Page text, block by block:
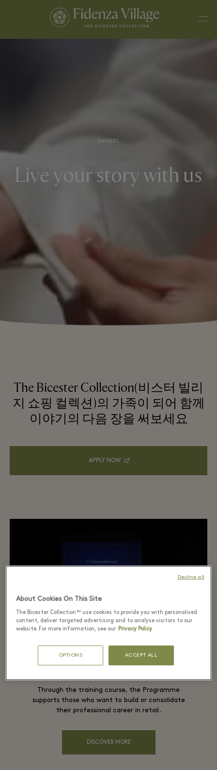
CAREERS
Live your story with us
The Bicester Collection(비스터 빌리
지 쇼핑 컬렉션)의 가족이 되어 함께
이야기의 다음 장을 써보세요
APPLY NOW
Retail Experience Programme
Through the training course, the Programme
supports those who want to build or consolidate
their professional career in retail.
DISCOVER MORE
About Cookies On This Site
The Bicester Collection™ use cookies to provide you with personalised
content, deliver targeted advertising and to analyse visitors to our
website. For more information, see our Privacy Policy
OPTIONS ACCEPT ALL
Decline all